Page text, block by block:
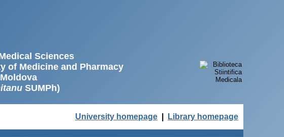
Sciences
of Medicine and Pharmacy
SUMPh)
University homepage Library homepage